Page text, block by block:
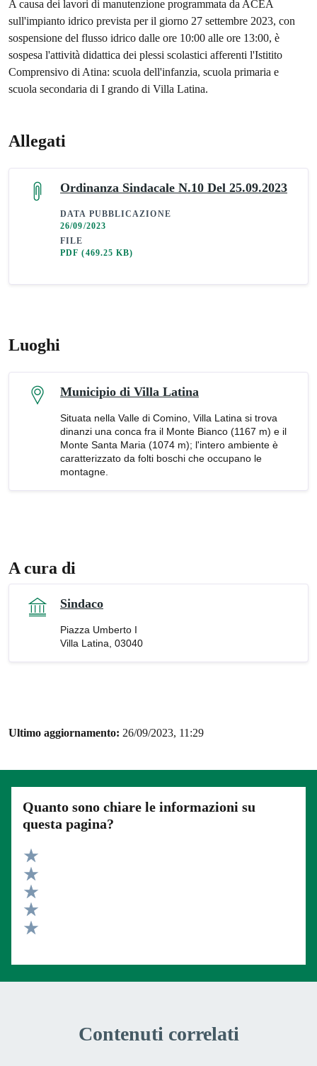
A causa dei lavori di manutenzione programmata da ACEA
sull'impianto idrico prevista per il giorno 27 settembre 2023, con
sospensione del flusso idrico dalle ore 10:00 alle ore 13:00, è
sospesa l'attività didattica dei plessi scolastici afferenti l'Istitito
Comprensivo di Atina: scuola dell'infanzia, scuola primaria e
scuola secondaria di I grando di Villa Latina.
Allegati
Ordinanza Sindacale N.10 Del 25.09.2023
DATA PUBBLICAZIONE
26/09/2023
FILE
PDF(469.25 KB)
Luoghi
Municipio di Villa Latina
Situata nella Valle di Comino, Villa Latina si trova
dinanzi una conca fra il Monte Bianco (1167 m) e il
Monte Santa Maria (1074 m); l'intero ambiente è
caratterizzato da folti boschi che occupano le
montagne.
A cura di
Sindaco
Piazza Umberto I
Villa Latina, 03040
Ultimo aggiornamento: 26/09/2023, 11:29
Quanto sono chiare le informazioni su
questa pagina?
Valuta 5 stelle su 5
Valuta 4 stelle su 5
Valuta 3 stelle su 5
Valuta 2 stelle su 5
Contenuti correlati